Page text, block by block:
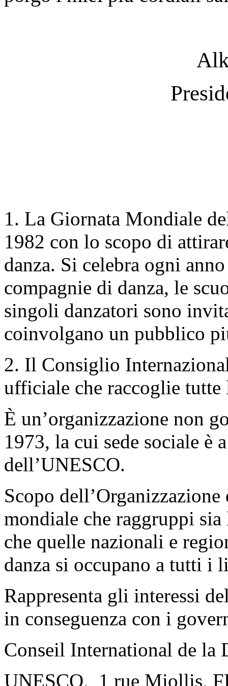
1. La Giornata Mondiale
1982 con lo scopo di
danza. Si celebra ogni
compagnie di danza, le
singoli danzatori sono
coinvolgano un pubblico
2. Il Consiglio
ufficiale che raccoglie
È un’organizzazione non
1973, la cui sede sociale è
dell’UNESCO.
Scopo
mondiale che raggruppi
che quelle nazionali e
danza si occupano a tutti i
Rappresenta gli interessi
in conseguenza con i
Conseil International de la
UNESCO, 1 rue Miollis,